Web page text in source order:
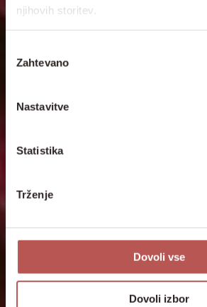
njihovih storitev.
soglasja
Zahtevano
Nastavitve
Statistika
Trženje
Dovoli vse
Dovoli izbor